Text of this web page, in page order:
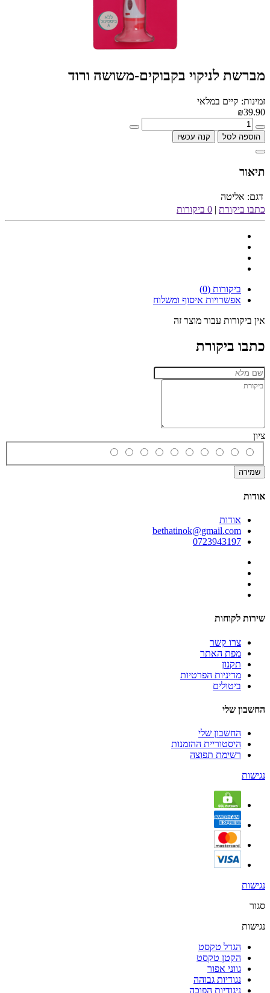
מברשת לניקוי בקבוקים-משושה ורוד
זמינות: קיים במלאי
₪39.90
הוספה לסל קנה עכשיו
תיאור
דגם: אליטה
כתבו ביקורת | 0 ביקורות
ביקורות (0)
אפשרויות איסוף ומשלוח
אין ביקורות עבור מוצר זה
כתבו ביקורת
ציון
שמירה
אודות
אודות
bethatinok@gmail.com
0723943197
שירות לקוחות
צרו קשר
מפת האתר
תקנון
מדיניות הפרטיות
ביטולים
החשבון שלי
החשבון שלי
היסטוריית ההזמנות
רשימת תפוצה
נגישות
נגישות
סגור
נגישות
הגדל טקסט
הקטן טקסט
גווני אפור
נגודיות גבוהה
ניגודיות הפוכה